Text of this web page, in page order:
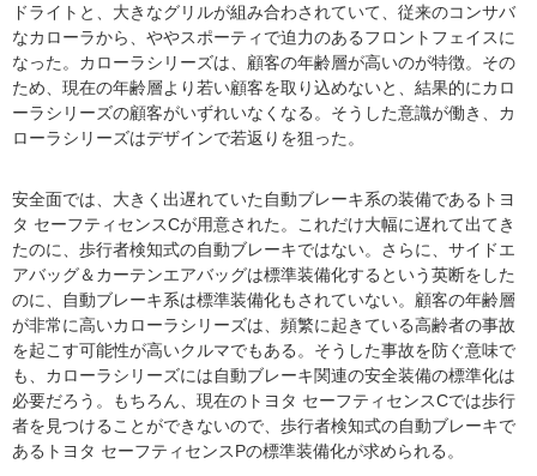
ドライトと、大きなグリルが組み合わされていて、従来のコンサバ
なカローラから、ややスポーティで迫力のあるフロントフェイスに
なった。カローラシリーズは、顧客の年齢層が高いのが特徴。その
ため、現在の年齢層より若い顧客を取り込めないと、結果的にカロ
ーラシリーズの顧客がいずれいなくなる。そうした意識が働き、カ
ローラシリーズはデザインで若返りを狙った。
安全面では、大きく出遅れていた自動ブレーキ系の装備であるトヨ
タ セーフティセンスCが用意された。これだけ大幅に遅れて出てき
たのに、歩行者検知式の自動ブレーキではない。さらに、サイドエ
アバッグ＆カーテンエアバッグは標準装備化するという英断をした
のに、自動ブレーキ系は標準装備化もされていない。顧客の年齢層
が非常に高いカローラシリーズは、頻繁に起きている高齢者の事故
を起こす可能性が高いクルマでもある。そうした事故を防ぐ意味で
も、カローラシリーズには自動ブレーキ関連の安全装備の標準化は
必要だろう。もちろん、現在のトヨタ セーフティセンスCでは歩行
者を見つけることができないので、歩行者検知式の自動ブレーキで
あるトヨタ セーフティセンスPの標準装備化が求められる。